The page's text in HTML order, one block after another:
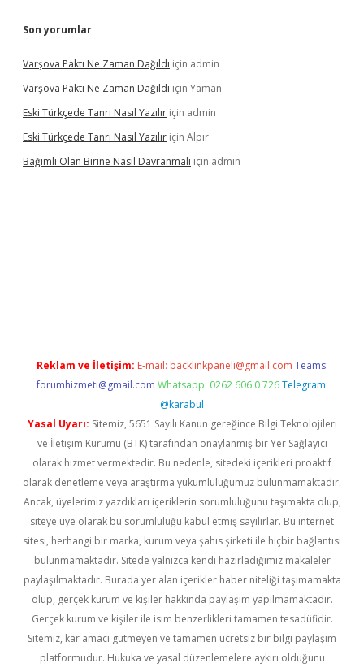
Son yorumlar
Varşova Paktı Ne Zaman Dağıldı için admin
Varşova Paktı Ne Zaman Dağıldı için Yaman
Eski Türkçede Tanrı Nasıl Yazılır için admin
Eski Türkçede Tanrı Nasıl Yazılır için Alpır
Bağımlı Olan Birine Nasıl Davranmalı için admin
Reklam ve İletişim: E-mail: backlinkpaneli@gmail.com Teams:
forumhizmeti@gmail.com Whatsapp: 0262 606 0 726 Telegram:
@karabul
Yasal Uyarı: Sitemiz, 5651 Sayılı Kanun gereğince Bilgi Teknolojileri
ve İletişim Kurumu (BTK) tarafından onaylanmış bir Yer Sağlayıcı
olarak hizmet vermektedir. Bu nedenle, sitedeki içerikleri proaktif
olarak denetleme veya araştırma yükümlülüğümüz bulunmamaktadır.
Ancak, üyelerimiz yazdıkları içeriklerin sorumluluğunu taşımakta olup,
siteye üye olarak bu sorumluluğu kabul etmiş sayılırlar. Bu internet
sitesi, herhangi bir marka, kurum veya şahıs şirketi ile hiçbir bağlantısı
bulunmamaktadır. Sitede yalnızca kendi hazırladığımız makaleler
paylaşılmaktadır. Burada yer alan içerikler haber niteliği taşımamakta
olup, gerçek kurum ve kişiler hakkında paylaşım yapılmamaktadır.
Gerçek kurum ve kişiler ile isim benzerlikleri tamamen tesadüfidir.
Sitemiz, kar amacı gütmeyen ve tamamen ücretsiz bir bilgi paylaşım
platformudur. Hukuka ve yasal düzenlemelere aykırı olduğunu